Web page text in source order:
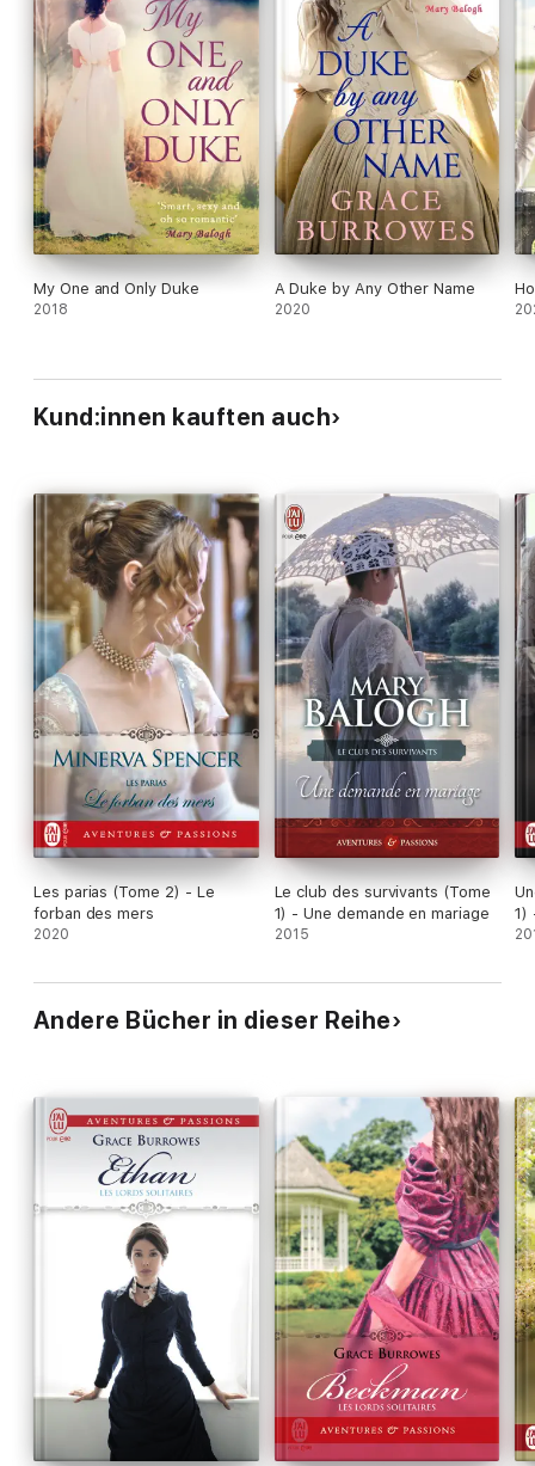
My One and Only Duke
2018
A Duke by Any Other Name
2020
Kund:innen kauften auch
Les parias (Tome 2) - Le
forban des mers
2020
Le club des survivants (Tome
1) - Une demande en mariage
2015
1)
Andere Bücher in dieser Reihe